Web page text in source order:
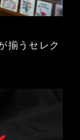
揃うセレク